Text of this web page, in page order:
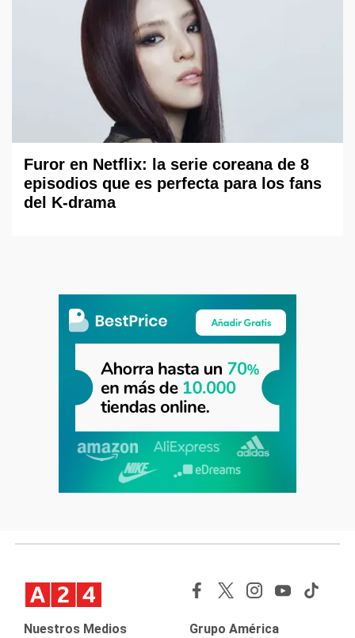
Furor en Netflix: la serie coreana de 8
episodios que es perfecta para los fans
del K-drama
Nuestros Medios Grupo América